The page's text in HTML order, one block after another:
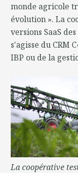
monde agricole
évolution ». La
versions SaaS
s'agisse du CRM
IBP ou de la
La coopérative